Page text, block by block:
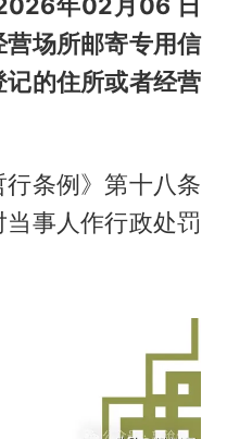
年02月06 日
场所邮寄专用信
的住所或者经营
条例》第十八条
事人作行政处罚